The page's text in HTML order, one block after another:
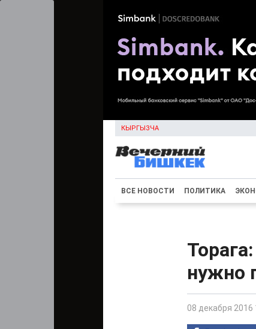
КЫРГЫЗЧА
ВСЕ НОВОСТИ ПОЛИТИКА
нужно
08 декабря 2016